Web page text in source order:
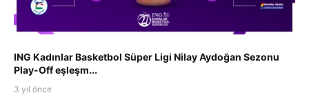
ING Kadınlar Basketbol Süper Ligi Nilay Aydoğan Sezonu
Play-Off eşleşm...
3 yıl önce